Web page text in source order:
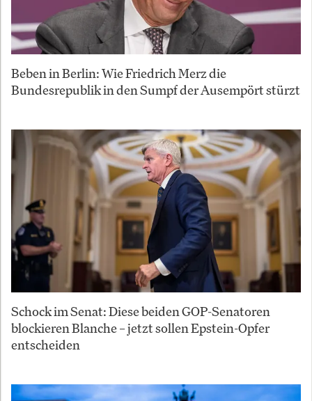
Beben in Berlin: Wie Friedrich Merz die
Bundesrepublik in den Sumpf der Ausempört stürzt
Schock im Senat: Diese beiden GOP-Senatoren
blockieren Blanche – jetzt sollen Epstein-Opfer
entscheiden